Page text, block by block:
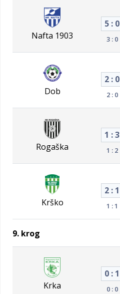
Nafta 1903
5 : 0
3 : 0
Dob
2 : 0
2 : 0
Rogaška
1 : 3
1 : 2
Krško
2 : 1
1 : 1
9. krog
Krka
0 : 1
0 : 0